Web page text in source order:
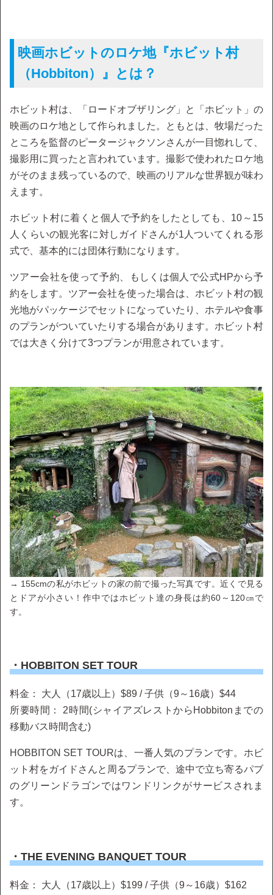
映画ホビットのロケ地『ホビット村
（Hobbiton）』とは？
ホビット村は、「ロードオブザリング」と「ホビット」の
映画のロケ地として作られました。ともとは、牧場だった
ところを監督のピータージャクソンさんが一目惚れして、
撮影用に買ったと言われています。撮影で使われたロケ地
がそのまま残っているので、映画のリアルな世界観が味わ
えます。
ホビット村に着くと個人で予約をしたとしても、10～15
人くらいの観光客に対しガイドさんが1人ついてくれる形
式で、基本的には団体行動になります。
ツアー会社を使って予約、もしくは個人で公式HPから予
約をします。ツアー会社を使った場合は、ホビット村の観
光地がパッケージでセットになっていたり、ホテルや食事
のプランがついていたりする場合があります。ホビット村
では大きく分けて3つプランが用意されています。
→ 155cmの私がホビットの家の前で撮った写真です。近くで見る
とドアが小さい！作中ではホビット達の身長は約60～120㎝で
す。
・HOBBITON SET TOUR
料金： 大人（17歳以上）$89 / 子供（9～16歳）$44
所要時間： 2時間(シャイアズレストからHobbitonまでの
移動バス時間含む)
HOBBITON SET TOURは、一番人気のプランです。ホビ
ット村をガイドさんと周るプランで、途中で立ち寄るパブ
のグリーンドラゴンではワンドリンクがサービスされま
す。
・THE EVENING BANQUET TOUR
料金： 大人（17歳以上）$199 / 子供（9～16歳）$162